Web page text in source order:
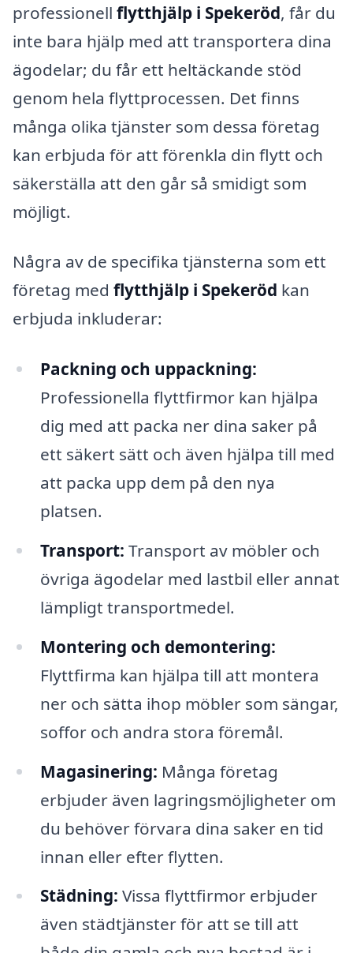
professionell flytthjälp i Spekeröd, får du
inte bara hjälp med att transportera dina
ägodelar; du får ett heltäckande stöd
genom hela flyttprocessen. Det finns
många olika tjänster som dessa företag
kan erbjuda för att förenkla din flytt och
säkerställa att den går så smidigt som
möjligt.
Några av de specifika tjänsterna som ett
företag med flytthjälp i Spekeröd kan
erbjuda inkluderar:
Packning och uppackning:
Professionella flyttfirmor kan hjälpa
dig med att packa ner dina saker på
ett säkert sätt och även hjälpa till med
att packa upp dem på den nya
platsen.
Transport: Transport av möbler och
övriga ägodelar med lastbil eller annat
lämpligt transportmedel.
Montering och demontering:
Flyttfirma kan hjälpa till att montera
ner och sätta ihop möbler som sängar,
soffor och andra stora föremål.
Magasinering: Många företag
erbjuder även lagringsmöjligheter om
du behöver förvara dina saker en tid
innan eller efter flytten.
Städning: Vissa flyttfirmor erbjuder
även städtjänster för att se till att